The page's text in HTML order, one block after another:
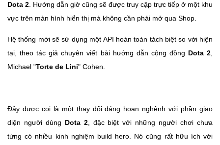
Dota 2 . Hướng dẫn giờ cũng sẽ được truy cập trực tiếp ở một khu
vực trên màn hình hiển thị mà không cần phải mở qua Shop.
Hệ thống mới sẽ sử dụng một API hoàn toàn tách biệt so với hiện
tại, theo tác giả chuyên viết bài hướng dẫn cộng đồng Dota 2
Michael "Torte de Lini" Cohen.
Đây được coi là một thay đổi đáng hoan nghênh với phần giao
diện người dùng Dota 2, đặc biệt với những người chơi chưa
từng có nhiều kinh nghiệm build hero. Nó cũng rất hữu ích với